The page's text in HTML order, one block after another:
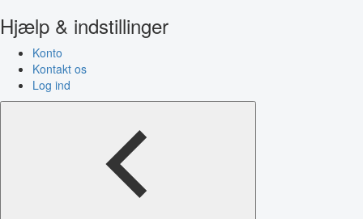
Hjælp & indstillinger
Konto
Kontakt os
Log ind